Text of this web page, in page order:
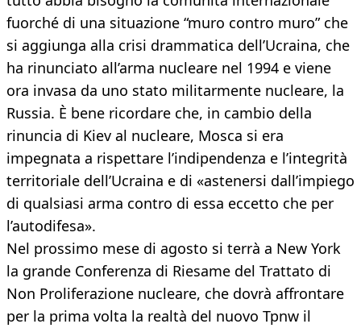
fuorché di una situazione “muro contro muro” che
si aggiunga alla crisi drammatica dell’Ucraina, che
ha rinunciato all’arma nucleare nel 1994 e viene
ora invasa da uno stato militarmente nucleare, la
Russia. È bene ricordare che, in cambio della
rinuncia di Kiev al nucleare, Mosca si era
impegnata a rispettare l’indipendenza e l’integrità
territoriale dell’Ucraina e di «astenersi dall’impiego
di qualsiasi arma contro di essa eccetto che per
l’autodifesa».
Nel prossimo mese di agosto si terrà a New York
la grande Conferenza di Riesame del Trattato di
Non Proliferazione nucleare, che dovrà affrontare
per la prima volta la realtà del nuovo Tpnw il